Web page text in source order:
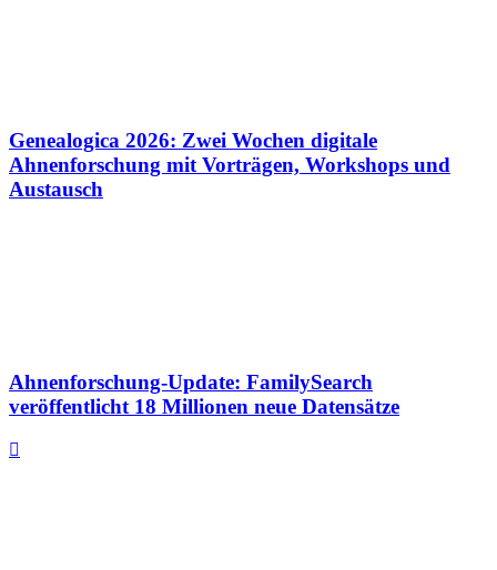
Genealogica 2026: Zwei Wochen digitale
Ahnenforschung mit Vorträgen, Workshops und
Austausch
Ahnenforschung-Update: FamilySearch
veröffentlicht 18 Millionen neue Datensätze